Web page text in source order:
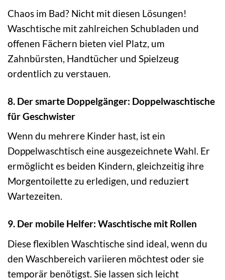
Chaos im Bad? Nicht mit diesen Lösungen!
Waschtische mit zahlreichen Schubladen und
offenen Fächern bieten viel Platz, um
Zahnbürsten, Handtücher und Spielzeug
ordentlich zu verstauen.
8. Der smarte Doppelgänger: Doppelwaschtische
für Geschwister
Wenn du mehrere Kinder hast, ist ein
Doppelwaschtisch eine ausgezeichnete Wahl. Er
ermöglicht es beiden Kindern, gleichzeitig ihre
Morgentoilette zu erledigen, und reduziert
Wartezeiten.
9. Der mobile Helfer: Waschtische mit Rollen
Diese flexiblen Waschtische sind ideal, wenn du
den Waschbereich variieren möchtest oder sie
temporär benötigst. Sie lassen sich leicht